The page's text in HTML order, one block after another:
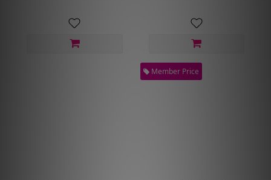
Member Price